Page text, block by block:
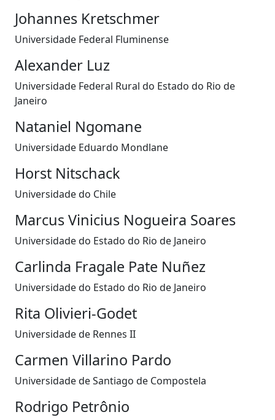
Johannes Kretschmer
Universidade Federal Fluminense
Alexander Luz
Universidade Federal Rural do Estado do Rio de
Janeiro
Nataniel Ngomane
Universidade Eduardo Mondlane
Horst Nitschack
Universidade do Chile
Marcus Vinicius Nogueira Soares
Universidade do Estado do Rio de Janeiro
Carlinda Fragale Pate Nuñez
Universidade do Estado do Rio de Janeiro
Rita Olivieri-Godet
Universidade de Rennes II
Carmen Villarino Pardo
Universidade de Santiago de Compostela
Rodrigo Petrônio